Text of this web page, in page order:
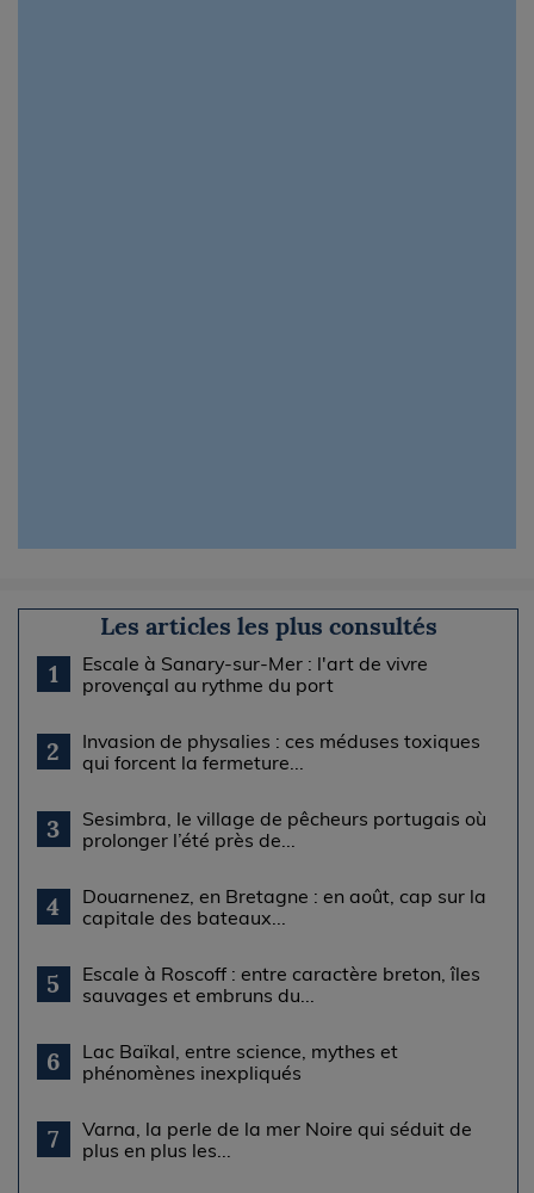
Les articles les plus consultés
1
Escale à Sanary-sur-Mer : l'art de vivre
provençal au rythme du port
2
Invasion de physalies : ces méduses toxiques
qui forcent la fermeture...
3
Sesimbra, le village de pêcheurs portugais où
prolonger l’été près de...
4
Douarnenez, en Bretagne : en août, cap sur la
capitale des bateaux...
5
Escale à Roscoff : entre caractère breton, îles
sauvages et embruns du...
6
Lac Baïkal, entre science, mythes et
phénomènes inexpliqués
7
Varna, la perle de la mer Noire qui séduit de
plus en plus les...